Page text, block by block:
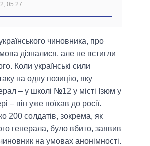
05:27
чиновника, про
дізналися, але не встигли
Коли українські сили
на одну позицію, яку
– у школі №12 у місті Ізюм у
– він уже поїхав до росії.
200 солдатів, зокрема, як
генерала, було вбито, заявив
на умовах анонімності.